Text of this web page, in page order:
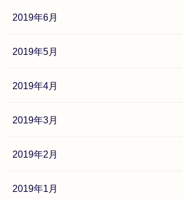
2019年6月
2019年5月
2019年4月
2019年3月
2019年2月
2019年1月